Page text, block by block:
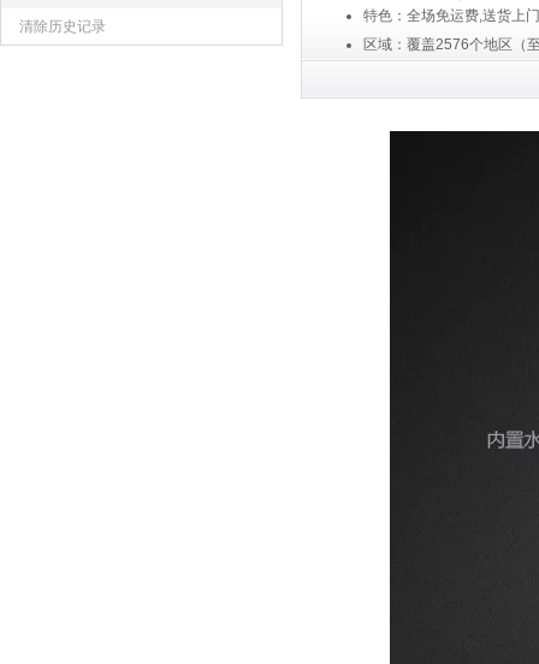
清除历史记录
特色：全场免运费,送货上
区域：覆盖2576个地区（